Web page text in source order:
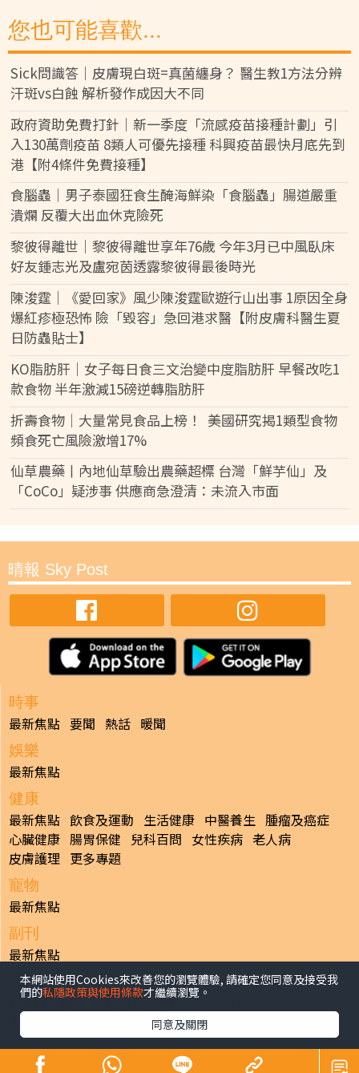
您也可能喜歡...
Sick問識答｜皮膚現白斑=真菌纏身？ 醫生教1方法分辨
汗斑vs白蝕 解析發作成因大不同
政府資助免費打針｜新一季度「流感疫苗接種計劃」引
入130萬劑疫苗 8類人可優先接種 科興疫苗最快月底先到
港【附4條件免費接種】
食腦蟲｜男子泰國狂食生醃海鮮染「食腦蟲」腸道嚴重
潰爛 反覆大出血休克險死
黎彼得離世｜黎彼得離世享年76歲 今年3月已中風臥床
好友鍾志光及盧宛茵透露黎彼得最後時光
陳浚霆｜《愛回家》風少陳浚霆歐遊行山出事 1原因全身
爆紅疹極恐怖 險「毀容」急回港求醫【附皮膚科醫生夏
日防蟲貼士】
KO脂肪肝｜女子每日食三文治變中度脂肪肝 早餐改吃1
款食物 半年激減15磅逆轉脂肪肝
折壽食物｜大量常見食品上榜！ 美國研究揭1類型食物
頻食死亡風險激增17%
仙草農藥丨內地仙草驗出農藥超標 台灣「鮮芋仙」及
「CoCo」疑涉事 供應商急澄清：未流入市面
晴報 Sky Post
時事
最新焦點 要聞 熱話 暖聞
娛樂
最新焦點
健康
最新焦點 飲食及運動 生活健康 中醫養生 腫瘤及癌症
心臟健康 腸胃保健 兒科百問 女性疾病 老人病
皮膚護理 更多專題
寵物
最新焦點
副刊
最新焦點
日報
揭頁版 港聞 財經/地產 中國/國際
體育 專題/人物
香港經濟日報版權所有©2026
本網站使用Cookies來改善您的瀏覽體驗, 請確定您同意及接受我
們的私隱政策與使用條款才繼續瀏覽。
同意及關閉